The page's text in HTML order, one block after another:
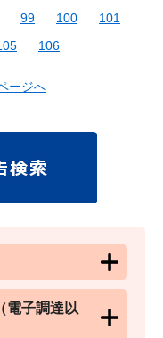
99 100
101
106
ージへ
電子調達以